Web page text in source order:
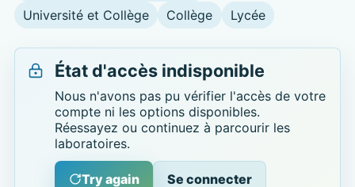
Université et Collège
Collège Lycée
État d'accès indisponible
Nous n'avons pas pu vérifier l'accès de votre
compte ni les options disponibles.
Réessayez ou continuez à parcourir les
laboratoires.
Try again Se connecter